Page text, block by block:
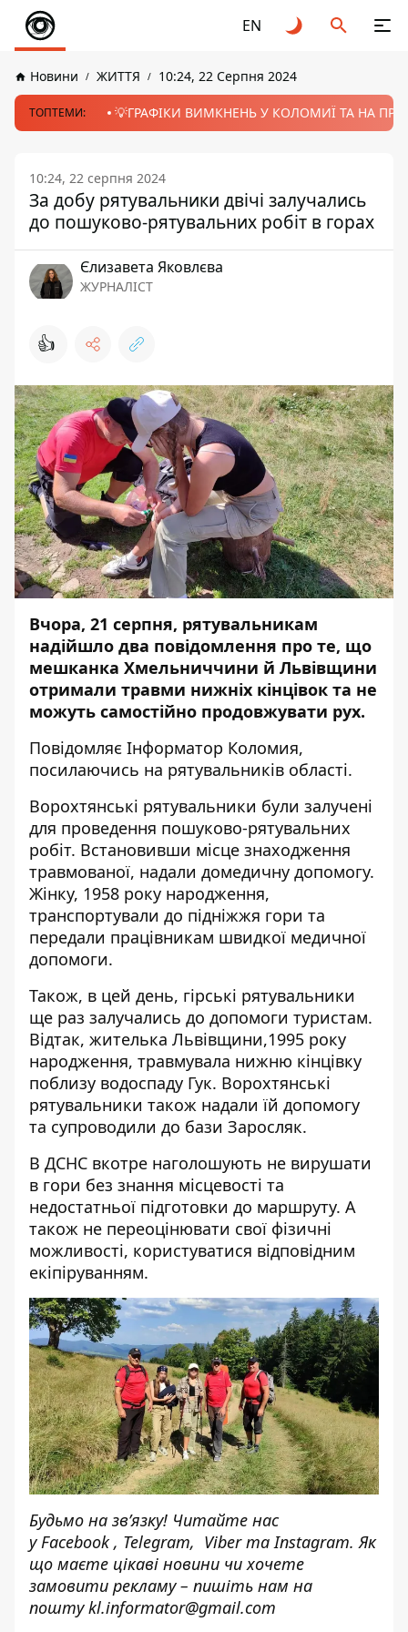
EN
Новини ЖИТТЯ 10:24, 22 Серпня 2024
ТОПТЕМИ: 💡ГРАФІКИ ВИМКНЕНЬ У КОЛОМИЇ ТА НА
10:24, 22 серпня 2024
За добу рятувальники двічі залучались
до пошуково-рятувальних робіт в горах
Єлизавета Яковлєва
ЖУРНАЛІСТ
👍
Вчора, 21 серпня, рятувальникам
надійшло два повідомлення про те, що
мешканка Хмельниччини й Львівщини
отримали травми нижніх кінцівок та не
можуть самостійно продовжувати рух.
Повідомляє Інформатор Коломия,
посилаючись на рятувальників області.
Ворохтянські рятувальники були залучені
для проведення пошуково-рятувальних
робіт. Встановивши місце знаходження
травмованої, надали домедичну допомогу.
Жінку, 1958 року народження,
транспортували до підніжжя гори та
передали працівникам швидкої медичної
допомоги.
Також, в цей день, гірські рятувальники
ще раз залучались до допомоги туристам.
Відтак, жителька Львівщини,1995 року
народження, травмувала нижню кінцівку
поблизу водоспаду Гук. Ворохтянські
рятувальники також надали їй допомогу
та супроводили до бази Заросляк.
В ДСНС вкотре наголошують не вирушати
в гори без знання місцевості та
недостатньої підготовки до маршруту. А
також не переоцінювати свої фізичні
можливості, користуватися відповідним
екіпіруванням.
Будьмо на зв’язку! Читайте нас
уFacebook, Telegram, ViberтаInstagram. Як
що маєте цікаві новини чи хочете
замовити рекламу – пишіть нам на
поштуkl.informator@gmail.com